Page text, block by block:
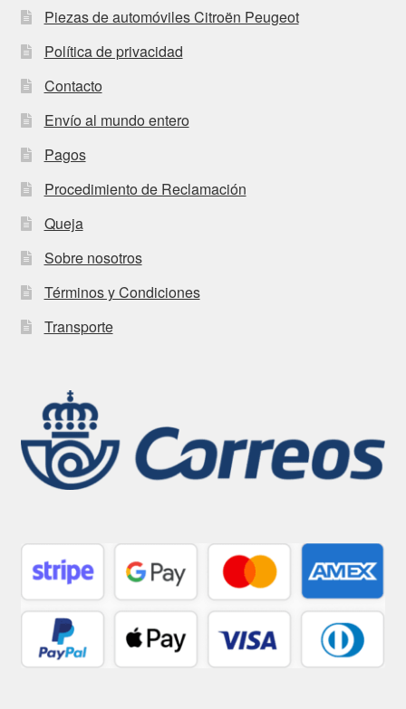
Piezas de automóviles Citroën Peugeot
Política de privacidad
Contacto
Envío al mundo entero
Pagos
Procedimiento de Reclamación
Queja
Sobre nosotros
Términos y Condiciones
Transporte